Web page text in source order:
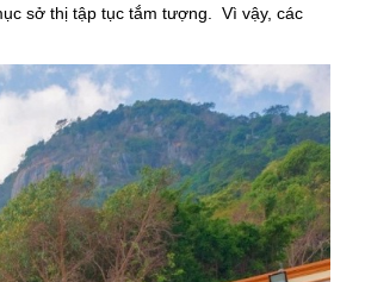
sở thị tập tục tắm tượng. Vì vậy, các